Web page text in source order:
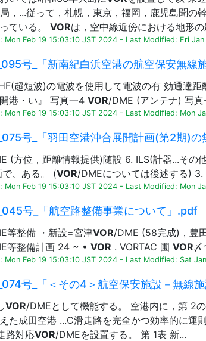
，...従って，札幌，東京，福岡，鹿児島聞の
ている。 VORは，空中線近傍における地形
Mon Feb 19 15:03:10 JST 2024 - Last Modified: Fri Jan
号_「新南紀白浜空港の航空保安無線
超短波)の電波を使用して電波の有 効通達距
港・い』 写真一4 VOR/DME (アンテナ) 写
Mon Feb 19 15:03:10 JST 2024 - Last Modified: Mon
号_「羽田空港沖合展開計画(第2期)
(方位，距離情報提供)随設 6. ILS(計器...その
、ある。 (VOR/DMEについては後述する)
Mon Feb 19 15:03:10 JST 2024 - Last Modified: Mon
号_「航空路整備事業について」.pdf
等整備 ・新設=宮津VOR/DME (58完成)，豊
等整備計画 24 ~ • VOR . VORTAC 圃 VOR〆
Mon Feb 19 15:03:10 JST 2024 - Last Modified: Sat
号_「＜その4＞航空保安施設－無線
VOR/DMEとして機能する。 空港内に，第 2の
た成田空港 ...C滑走路を完全かつ効率的に運
路対応VOR/DMEを設置する。 第 1表 新...